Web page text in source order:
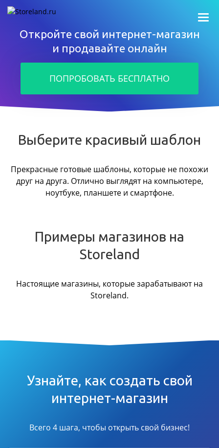
Откройте свой интернет-магазин
и продавайте онлайн
ПОПРОБОВАТЬ БЕСПЛАТНО
Выберите красивый шаблон
Прекрасные готовые шаблоны, которые не похожи
друг на друга. Отлично выглядят на компьютере,
ноутбуке, планшете и смартфоне.
Примеры магазинов на
Storeland
Настоящие магазины, которые зарабатывают на
Storeland.
Узнайте, как создать свой
интернет-магазин
Всего 4 шага, чтобы открыть свой бизнес!